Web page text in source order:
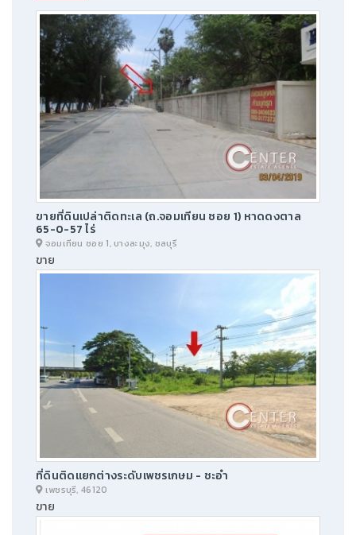
ขายที่ดินเปล่าติดทะเล (ถ.จอมเทียน ซอย 1) หาดดงตาล
65-0-57 ไร่
จอมเทียน ซอย 1, บางละมุง, ชลบุรี
ขาย
ที่ดินติดแยกต่างระดับเพชรเกษม - ชะอำ
เพชรบุรี, 46120
ขาย